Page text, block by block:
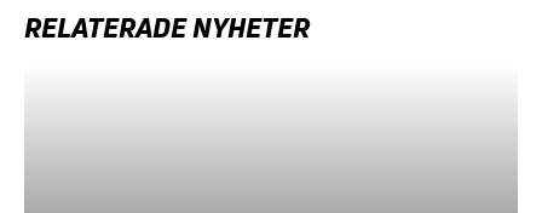
RELATERADE NYHETER